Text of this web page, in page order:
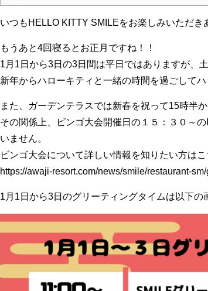
いつもHELLO KITTY SMILEをお楽しみいただき
もうあと4回寝るとお正月ですね！！
1月1日から3日の3日間は平日ではありますが、
新年からハローキティと一緒の時間を過ごして
また、ガーデンテラスでは新春を祝って15時半
その関係上、ビンゴ大会開催日の１５：３０～
いません。
ビンゴ大会について詳しい情報を知りたい方はこ
https://awaji-resort.com/news/smile/restaurant-
1月1日から3日のグリーティングタイムは以下